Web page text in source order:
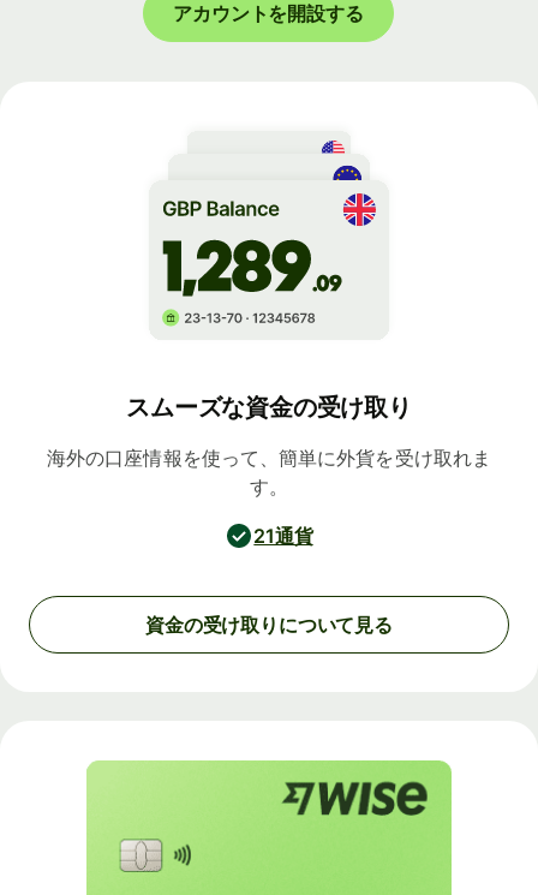
アカウントを開設する
スムーズな資金の受け取り
海外の口座情報を使って、簡単に外貨を受け取れま
す。
21通貨
資金の受け取りについて見る